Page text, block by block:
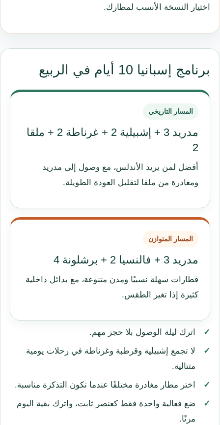
اختيار النسخة الأنسب لمطارك.
برنامج إسبانيا 10 أيام في الربيع
المسار التاريخي
مدريد 3 + إشبيلية 2 + غرناطة 2 + ملقا
2
أفضل لمن يريد الأندلس، مع وصول إلى مدريد
ومغادرة من ملقا لتقليل العودة الطويلة.
المسار المتوازن
مدريد 3 + فالنسيا 2 + برشلونة 4
قطارات سهلة نسبيًا ومدن متنوعة، مع بدائل داخلية
كثيرة إذا تغير الطقس.
اترك ليلة الوصول بلا حجز مهم.
لا تجمع إشبيلية وقرطبة وغرناطة في رحلات يومية
متتالية.
اختر مطار مغادرة مختلفًا عندما تكون التذكرة مناسبة.
ضع فعالية واحدة فقط كعنصر ثابت، واترك بقية اليوم
مرنًا.